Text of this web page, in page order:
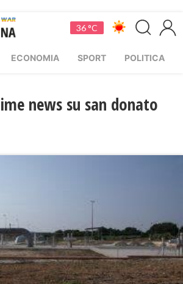
36 °C
ECONOMIA SPORT POLITICA
news su san donato